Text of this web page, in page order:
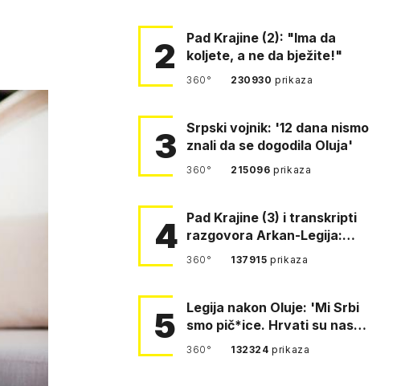
2
Pad Krajine (2): "Ima da
koljete, a ne da bježite!"
360° 230930prikaza
3
Srpski vojnik: '12 dana nismo
znali da se dogodila Oluja'
360° 215096prikaza
4 Pad Krajine (3) i transkripti
razgovora Arkan-Legija:
'Čujem, prelazite ustašam…
360° 137915prikaza
5
Legija nakon Oluje: 'Mi Srbi
smo pič*ice. Hrvati su nas
pomeli!'
360° 132324prikaza